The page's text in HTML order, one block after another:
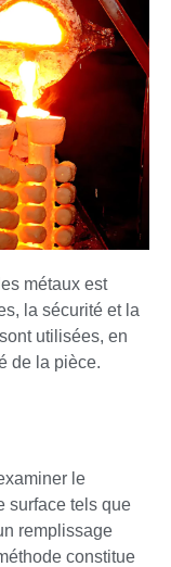
métaux est
la sécurité et la
utilisées, en
de la pièce.
le
surface tels que
remplissage
constitue